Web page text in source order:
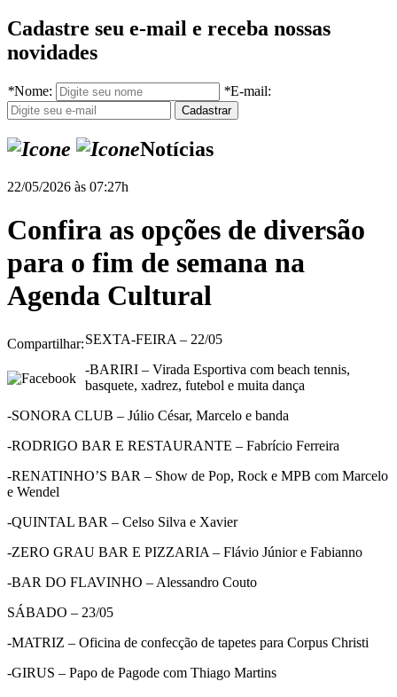
Cadastre seu e-mail e receba nossas
novidades
*Nome: *E-mail:
Notícias
22/05/2026 às 07:27h
Confira as opções de diversão
para o fim de semana na
Agenda Cultural
Compartilhar:SEXTA-FEIRA – 22/05
-BARIRI – Virada Esportiva com beach tennis,
basquete, xadrez, futebol e muita dança
-SONORA CLUB – Júlio César, Marcelo e banda
-RODRIGO BAR E RESTAURANTE – Fabrício Ferreira
-RENATINHO’S BAR – Show de Pop, Rock e MPB com Marcelo
e Wendel
-QUINTAL BAR – Celso Silva e Xavier
-ZERO GRAU BAR E PIZZARIA – Flávio Júnior e Fabianno
-BAR DO FLAVINHO – Alessandro Couto
SÁBADO – 23/05
-MATRIZ – Oficina de confecção de tapetes para Corpus Christi
-GIRUS – Papo de Pagode com Thiago Martins